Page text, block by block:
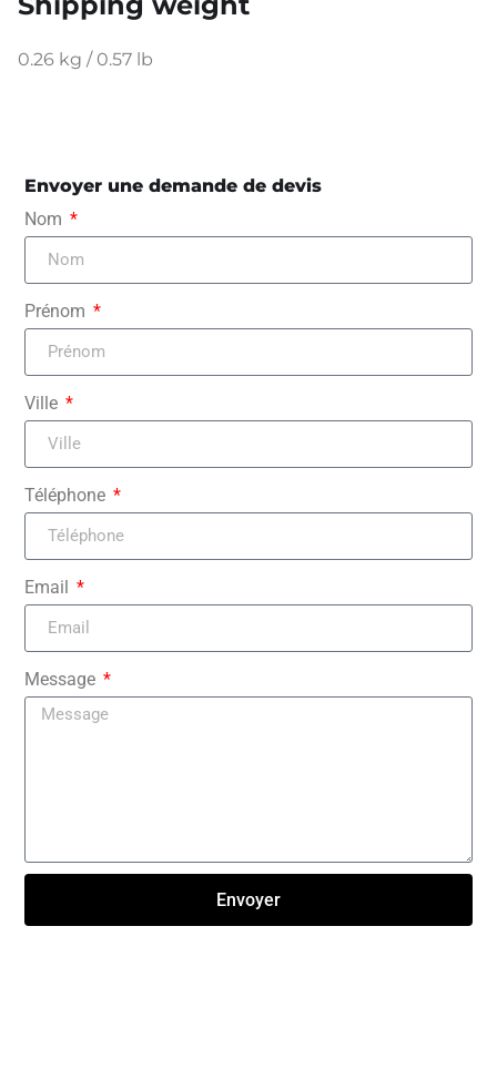
0.26 kg / 0.57 lb
Envoyer une demande de devis
Nom
Prénom
Ville
Téléphone
Email
Message
Envoyer